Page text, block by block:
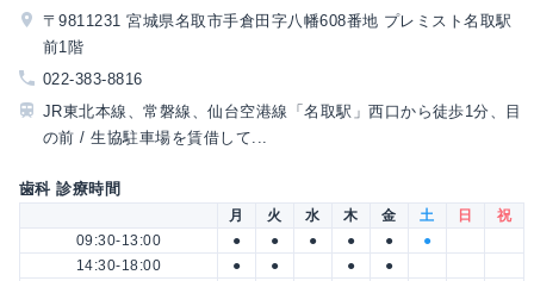
〒9811231 宮城県名取市手倉田字八幡608番地 プレミスト名取駅
前1階
022-383-8816
JR東北本線、常磐線、仙台空港線「名取駅」西口から徒歩1分、目
の前 / 生協駐車場を賃借して...
歯科 診療時間
月 火 水 木 金 土 日
祝
09:30-13:00
● ● ● ● ●
●
14:30-18:00
● ● ●
●